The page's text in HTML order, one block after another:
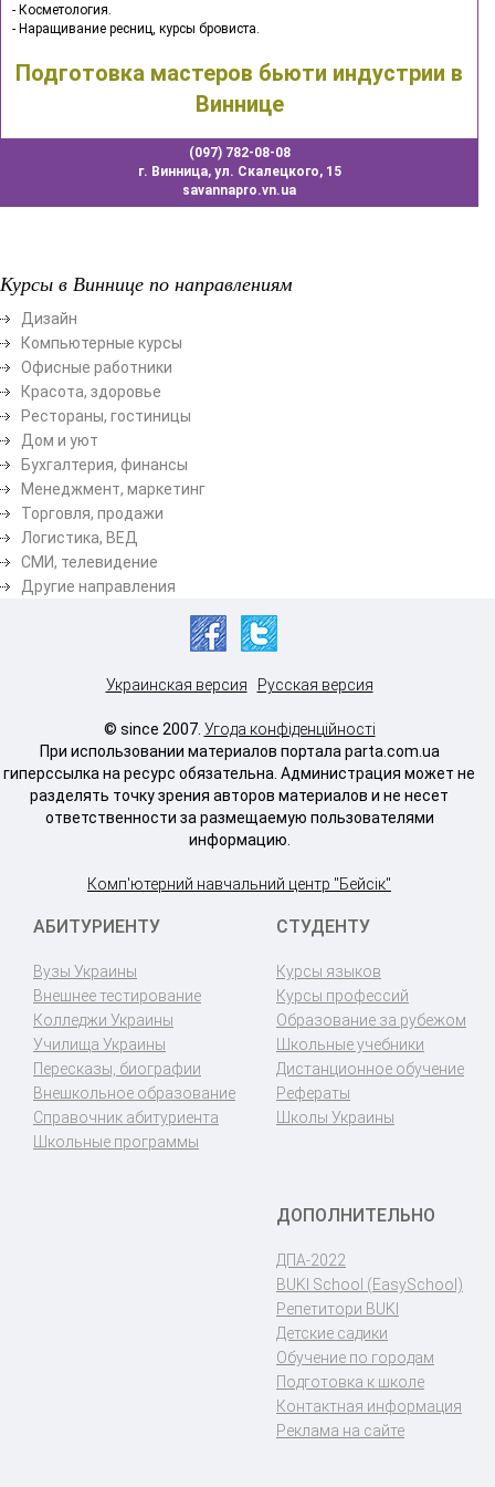
- Косметология.
- Наращивание ресниц, курсы бровиста.
Подготовка мастеров бьюти индустрии в
Виннице
(097) 782-08-08
г. Винница, ул. Скалецкого, 15
savannapro.vn.ua
Курсы в Виннице по направлениям
Дизайн
Компьютерные курсы
Офисные работники
Красота, здоровье
Рестораны, гостиницы
Дом и уют
Бухгалтерия, финансы
Менеджмент, маркетинг
Торговля, продажи
Логистика, ВЕД
СМИ, телевидение
Другие направления
Украинская версия Русская версия
© since 2007. Угода конфіденційності
При использовании материалов портала parta.com.ua
гиперссылка на ресурс обязательна. Администрация может не
разделять точку зрения авторов материалов и не несет
ответственности за размещаемую пользователями
информацию.
Комп'ютерний навчальний центр "Бейсік"
АБИТУРИЕНТУ
Вузы Украины
Внешнее тестирование
Колледжи Украины
Училища Украины
Пересказы, биографии
Внешкольное образование
Справочник абитуриента
Школьные программы
СТУДЕНТУ
Курсы языков
Курсы профессий
Образование за рубежом
Школьные учебники
Дистанционное обучение
Рефераты
Школы Украины
ДОПОЛНИТЕЛЬНО
ДПА-2022
BUKI School (EasySchool)
Репетитори BUKI
Детские садики
Обучение по городам
Подготовка к школе
Контактная информация
Реклама на сайте